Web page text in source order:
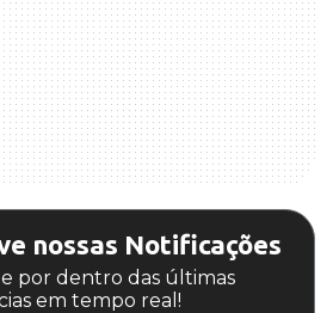
nossas Notificações
por dentro das últimas
em tempo real!